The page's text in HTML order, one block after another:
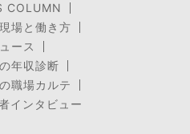
COLUMN
場と働き方
ース
年収診断
職場カルテ
インタビュー